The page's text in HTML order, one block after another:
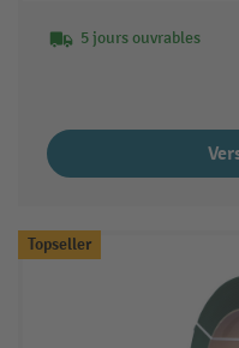
5 jours ouvrables
Topseller